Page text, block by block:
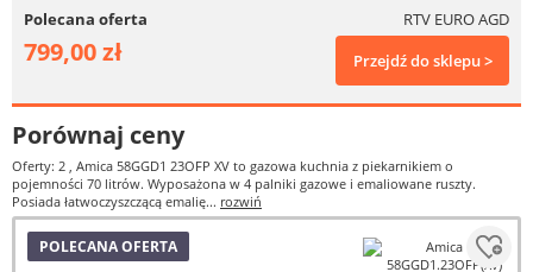
Polecana oferta RTV EURO AGD
799,00 zł Przejdź do sklepu >
Porównaj ceny
Oferty: 2 , Amica 58GGD1 23OFP XV to gazowa kuchnia z piekarnikiem o
pojemności 70 litrów. Wyposażona w 4 palniki gazowe i emaliowane ruszty.
Posiada łatwoczyszczącą emalię... rozwiń
POLECANA OFERTA